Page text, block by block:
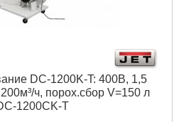
DC-1200K-T: 400В, 1,5
ч, порох.сбор V=150 л
1200CK-T